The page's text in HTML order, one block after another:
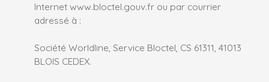
Internet www.bloctel.gouv.fr ou par courrier
adressé à :
Société Worldline, Service Bloctel, CS 61311, 41013
BLOIS CEDEX.